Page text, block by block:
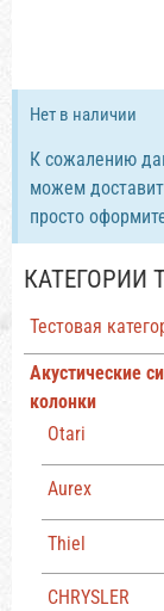
КАТЕГОРИИ
Тестовая
Акустические
колонки
Otari
Aurex
Thiel
CHRYSLER
Нет в наличии
К сожалению
можем
просто